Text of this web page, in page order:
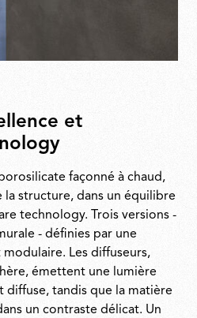
et
façonné à chaud,
structure, dans un équilibre
technology. Trois versions -
- définies par une
Les diffuseurs,
émettent une lumière
tandis que la matière
un contraste délicat. Un